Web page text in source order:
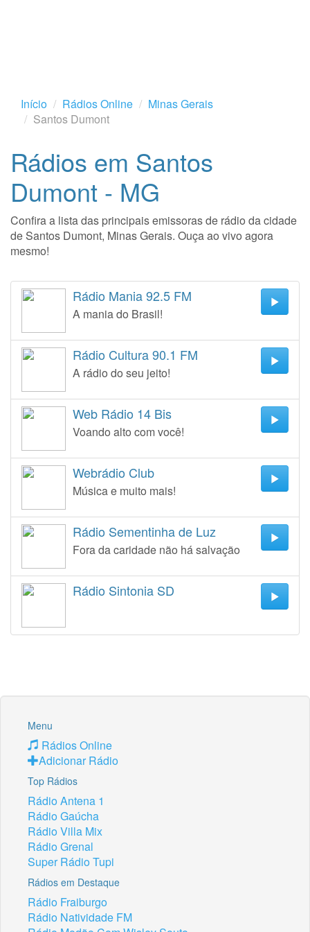
Início Rádios Online
Minas Gerais
Santos Dumont
Rádios em Santos
Dumont - MG
Confira a lista das principais emissoras de rádio da cidade
de Santos Dumont, Minas Gerais. Ouça ao vivo agora
mesmo!
Rádio Mania 92.5 FM
A mania do Brasil!
Rádio Cultura 90.1 FM
A rádio do seu jeito!
Web Rádio 14 Bis
Voando alto com você!
Webrádio Club
Música e muito mais!
Rádio Sementinha de Luz
Fora da caridade não há salvação
Rádio Sintonia SD
Menu
Rádios Online
Adicionar Rádio
Top Rádios
Rádio Antena 1
Rádio Gaúcha
Rádio Villa Mix
Rádio Grenal
Super Rádio Tupi
Rádios em Destaque
Rádio Fraiburgo
Rádio Natividade FM